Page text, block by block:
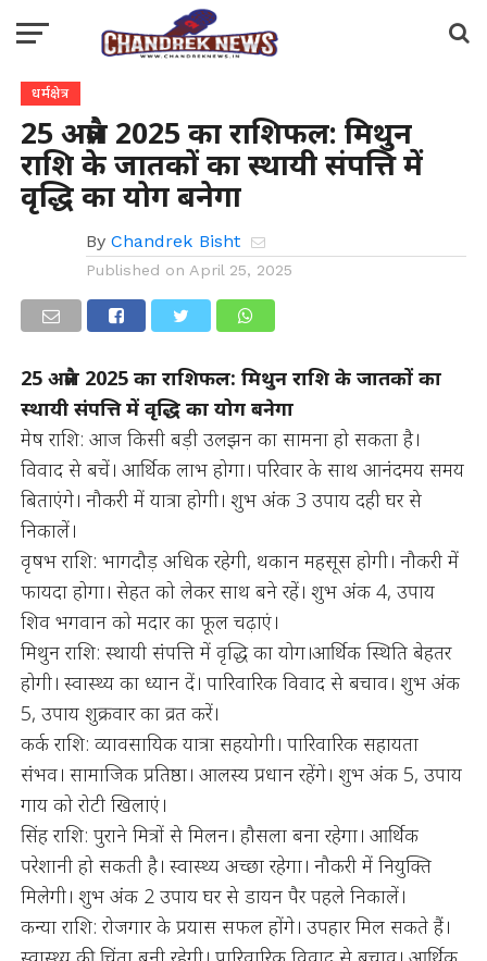
धर्मक्षेत्र
25 अप्रैल 2025 का राशिफल: मिथुन
राशि के जातकों का स्थायी संपत्ति में
वृद्धि का योग बनेगा
By Chandrek Bisht
Published on April 25, 2025
25 अप्रैल 2025 का राशिफल: मिथुन राशि के जातकों का
स्थायी संपत्ति में वृद्धि का योग बनेगा
मेष राशि: आज किसी बड़ी उलझन का सामना हो सकता है।
विवाद से बचें। आर्थिक लाभ होगा। परिवार के साथ आनंदमय समय
बिताएंगे। नौकरी में यात्रा होगी। शुभ अंक 3 उपाय दही घर से
निकालें।
वृषभ राशि: भागदौड़ अधिक रहेगी, थकान महसूस होगी। नौकरी में
फायदा होगा। सेहत को लेकर साथ बने रहें। शुभ अंक 4, उपाय
शिव भगवान को मदार का फूल चढ़ाएं।
मिथुन राशि: स्थायी संपत्ति में वृद्धि का योग।आर्थिक स्थिति बेहतर
होगी। स्वास्थ्य का ध्यान दें। पारिवारिक विवाद से बचाव। शुभ अंक
5, उपाय शुक्रवार का व्रत करें।
कर्क राशि: व्यावसायिक यात्रा सहयोगी। पारिवारिक सहायता
संभव। सामाजिक प्रतिष्ठा। आलस्य प्रधान रहेंगे। शुभ अंक 5, उपाय
गाय को रोटी खिलाएं।
सिंह राशि: पुराने मित्रों से मिलन। हौसला बना रहेगा। आर्थिक
परेशानी हो सकती है। स्वास्थ्य अच्छा रहेगा। नौकरी में नियुक्ति
मिलेगी। शुभ अंक 2 उपाय घर से डायन पैर पहले निकालें।
कन्या राशि: रोजगार के प्रयास सफल होंगे। उपहार मिल सकते हैं।